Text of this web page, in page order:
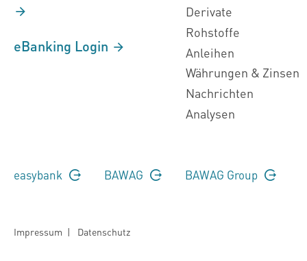
eBanking Login
Derivate
Rohstoffe
Anleihen
Währungen & Zinsen
Nachrichten
Analysen
easybank BAWAG BAWAG Group
Impressum | Datenschutz